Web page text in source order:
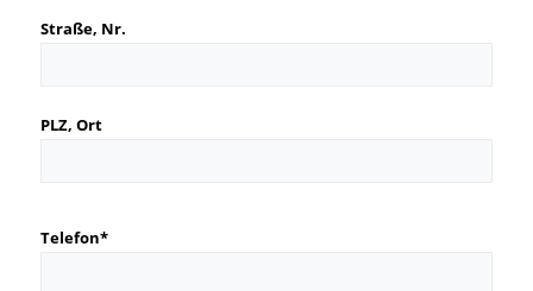
Straße, Nr.
PLZ, Ort
lasse
Telefon*